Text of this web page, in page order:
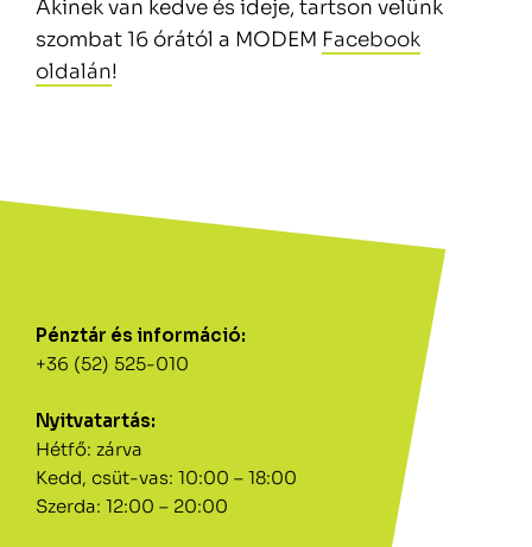
Pénztár és információ:
+36 (52) 525-010
Nyitvatartás:
Hétfő: zárva
Kedd, csüt-vas: 10:00 – 18:00
Szerda: 12:00 – 20:00
Akinek van kedve és ideje, tartson velünk
szombat 16 órától a MODEM Facebook
oldalán!